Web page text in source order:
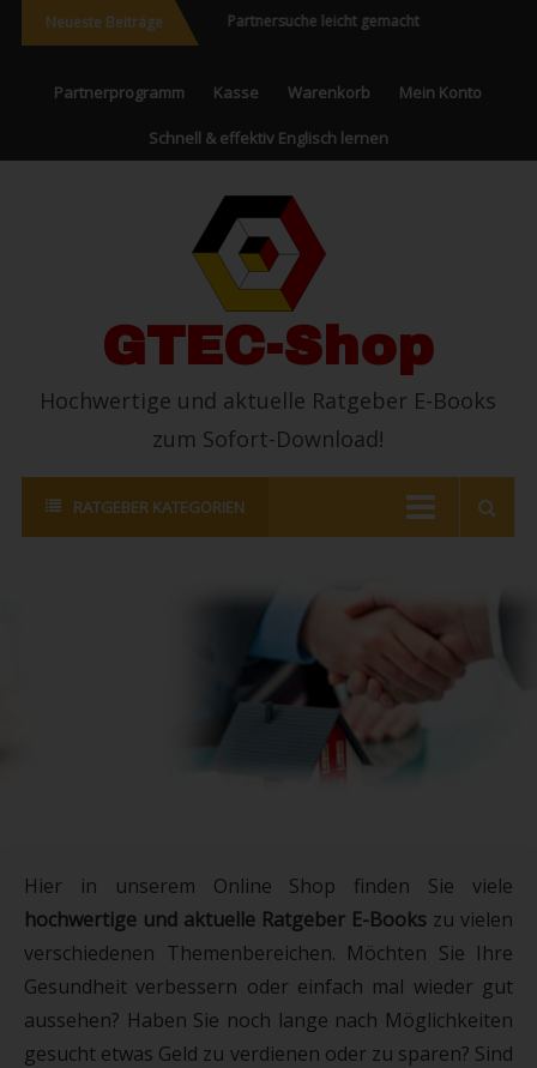
Neueste Beiträge
und Neues Partnersuche leicht gemacht
Partnerprogramm Kasse Warenkorb Mein Konto
Schnell & effektiv Englisch lernen
GTEC-Shop
Hochwertige und aktuelle Ratgeber E-Books
zum Sofort-Download!
RATGEBER KATEGORIEN
Geld zu sparen!
Hier in unserem Online Shop finden Sie viele
hochwertige und aktuelle Ratgeber E-Books zu vielen
verschiedenen Themenbereichen. Möchten Sie Ihre
Gesundheit verbessern oder einfach mal wieder gut
aussehen? Haben Sie noch lange nach Möglichkeiten
gesucht etwas Geld zu verdienen oder zu sparen? Sind